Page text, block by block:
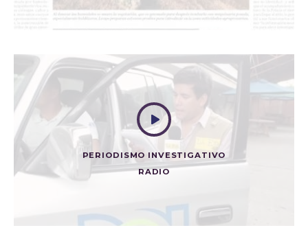
Prensa
PERIODISMO INVESTIGATIVO
RADIO
Radio